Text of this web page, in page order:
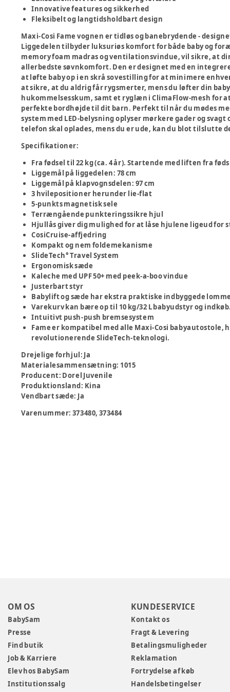
Innovative features og sikkerhed
Fleksibelt og langtidsholdbart design
Maxi-Cosi Fame vognen er tidløs og banebrydende -
Liggedelen tilbyder luksuriøs komfort for både baby og
memory foam madras og ventilationsvindue, vil sikre, at
allerbedste søvnkomfort. Den er designet med en
at løfte baby op i en skrå sovestilling for at minimere
at sikre, at du aldrig får rygsmerter, mens du løfter din
hukommelsesskum, samt et ryglæn i ClimaFlow-mesh
perfekte bordhøjde til dit barn. Perfekt til når du mødes
system med LED-belysning oplyser mørkere gader og
telefon skal oplades, mens du er ude, kan du blot tilslutte
Specifikationer:
Fra fødsel til 22 kg (ca. 4 år). Startende med liften fra
Liggemål på liggedelen: 78 cm
Liggemål på klapvognsdelen: 97 cm
3 hvilepositioner herunder lie-flat
5-punkts magnetisk sele
Terrængående punkteringssikre hjul
Hjullås giver dig mulighed for at låse hjulene ligeud
CosiCruise-affjedring
Kompakt og nem foldemekanisme
SlideTech° Travel System
Ergonomisk sæde
Kaleche med UPF 50+ med peek-a-boo vindue
Justerbart styr
Babylift og sæde har ekstra praktiske indbyggede
Varekurv kan bære op til 10 kg/32 L babyudstyr og
Intuitivt push-push bremsesystem
Fame er kompatibel med alle Maxi-Cosi babyautostole,
revolutionerende SlideTech-teknologi.
Drejelige forhjul: Ja
Materialesammensætning: 1015
Producent: Dorel Juvenile
Produktionsland: Kina
Vendbart sæde: Ja
Varenummer: 373480, 373484
OM OS
BabySam
Presse
Find butik
Job & Karriere
Elev hos BabySam
Institutionssalg
KUNDESERVICE
Kontakt os
Fragt & Levering
Betalingsmuligheder
Reklamation
Fortrydelse af køb
Handelsbetingelser